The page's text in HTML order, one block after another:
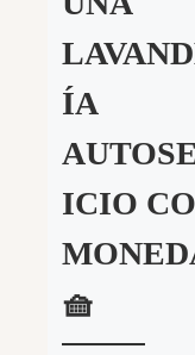
ÍA
ICIO
🧺